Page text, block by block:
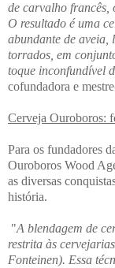
de carvalho francês,
O resultado é uma
abundante de aveia,
torrados, em
toque inconfundível
cofundadora e
Cerveja Ouroboros:
Para os fundadores
Ouroboros Wood
as diversas
história.
"A blendagem de
restrita às
Fonteinen). Essa